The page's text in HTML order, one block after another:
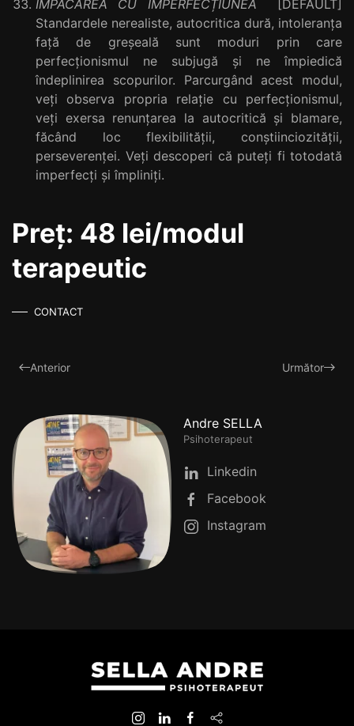
ÎMPĂCAREA CU IMPERFECȚIUNEA [DEFAULT]
Standardele nerealiste, autocritica dură, intoleranța
față de greșeală sunt moduri prin care
perfecționismul ne subjugă și ne împiedică
îndeplinirea scopurilor. Parcurgând acest modul,
veți observa propria relație cu perfecționismul,
veți exersa renunțarea la autocritică și blamare,
făcând loc flexibilității, conștiinciozității,
perseverenței. Veți descoperi că puteți fi totodată
imperfecți și împliniți.
Preț: 48 lei/modul
terapeutic
CONTACT
Anterior Următor
Andre SELLA
Psihoterapeut
Linkedin
Facebook
Instagram